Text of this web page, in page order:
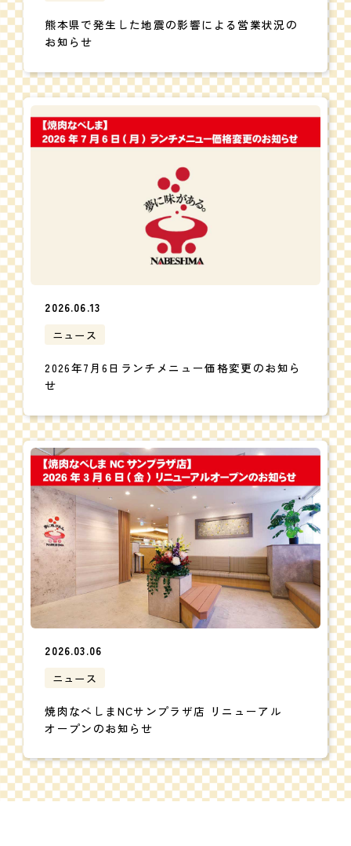
熊本県で発生した地震の影響による営業状況の
お知らせ
2026.06.13
ニュース
2026年7月6日ランチメニュー価格変更のお知ら
せ
2026.03.06
ニュース
焼肉なべしまNCサンプラザ店 リニューアル
オープンのお知らせ